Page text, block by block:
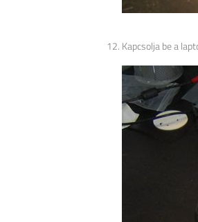
Kapcsolja be a